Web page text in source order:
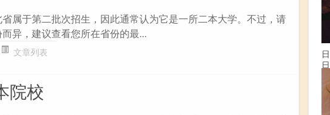
属于第二批次招生，因此通常认为它是一所二本大学。不过，请
异，建议查看您所在省份的最...
文章列表
院校